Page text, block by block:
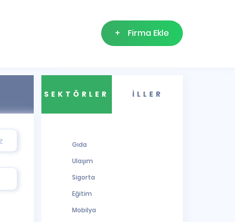
+ Firma Ekle
SEKTÖRLER İLLER
Gıda
Ulaşım
Sigorta
Eğitim
Mobilya